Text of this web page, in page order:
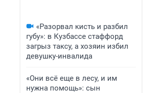
«Разорвал кисть и разбил
губу»: в Кузбассе стаффорд
загрыз таксу, а хозяин избил
девушку-инвалида
«Они всё еще в лесу, и им
нужна помощь»: сын